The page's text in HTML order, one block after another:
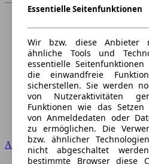
Audi
Essentielle Seitenfunktionen
Wir bzw. diese Anbieter
ähnliche Tools und
essentielle
die einwandfreie
sicherstellen. Sie werden
von Nutzeraktivitäten
Funktionen wie das
von Anmeldedaten oder
zu ermöglichen. Die
bzw. ähnlicher
nicht abgeschaltet
bestimmte Browser diese